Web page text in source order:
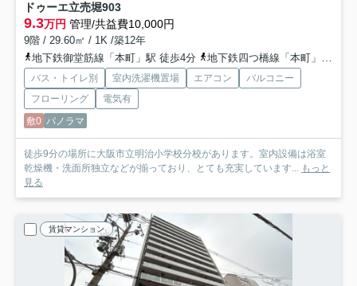
ドゥーエ立売堀903
9.3万円 管理/共益費10,000円
9階 / 29.60㎡ / 1K /築12年
地下鉄御堂筋線「本町」駅 徒歩4分
地下鉄四つ橋線「本町」駅 徒歩4分
バス・トイレ別 室内洗濯機置場 エアコン
バルコニー
フローリング
電気有
敷0 パノラマ
徒歩9分の場所に大阪市立明治小学校分校があります。室内設備は浴室
乾燥機・洗面所独立などが揃っており、とても充実しています... もっと
見る
賃貸マンション